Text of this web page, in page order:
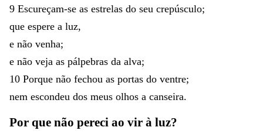
9 Escureçam-se as estrelas do seu crepúsculo;
que espere a luz,
e não venha;
e não veja as pálpebras da alva;
10 Porque não fechou as portas do ventre;
nem escondeu dos meus olhos a canseira.
Por que não pereci ao vir à luz?